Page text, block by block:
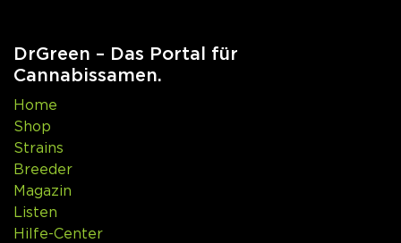
DrGreen – Das Portal für
Cannabissamen.
Home
Shop
Strains
Breeder
Magazin
Listen
Hilfe-Center